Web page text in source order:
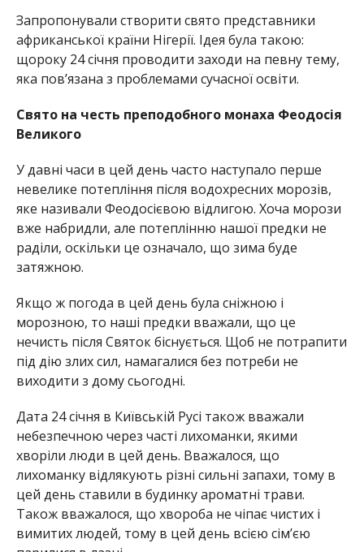
Запропонували створити свято представники
африканської країни Нігерії. Ідея була такою:
щороку 24 січня проводити заходи на певну тему,
яка пов’язана з проблемами сучасної освіти.
Свято на честь преподобного монаха Феодосія
Великого
У давні часи в цей день часто наступало перше
невелике потепління після водохресних морозів,
яке називали Феодосієвою відлигою. Хоча морози
вже набридли, але потеплінню нашої предки не
раділи, оскільки це означало, що зима буде
затяжною.
Якщо ж погода в цей день була сніжною і
морозною, то наші предки вважали, що це
нечисть після Святок біснується. Щоб не потрапити
під дію злих сил, намагалися без потреби не
виходити з дому сьогодні.
Дата 24 січня в Київській Русі також вважали
небезпечною через часті лихоманки, якими
хворіли люди в цей день. Вважалося, що
лихоманку відлякують різні сильні запахи, тому в
цей день ставили в будинку ароматні трави.
Також вважалося, що хвороба не чіпає чистих і
вимитих людей, тому в цей день всією сім’єю